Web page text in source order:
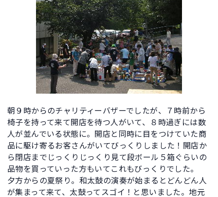
朝９時からのチャリティーバザーでしたが、７時前から
椅子を持って来て開店を待つ人がいて、８時過ぎには数
人が並んでいる状態に。開店と同時に目をつけていた商
品に駆け寄るお客さんがいてびっくりしました！開店か
ら閉店までじっくりじっくり見て段ボール５箱ぐらいの
品物を買っていった方もいてこれもびっくりでした。
夕方からの夏祭り。和太鼓の演奏が始まるとどんどん人
が集まって来て、太鼓ってスゴイ！と思いました。地元